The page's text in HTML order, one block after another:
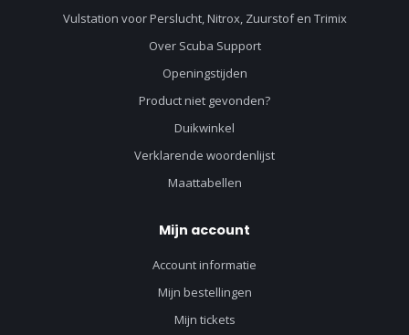
Vulstation voor Perslucht, Nitrox, Zuurstof en Trimix
Over Scuba Support
Openingstijden
Product niet gevonden?
Duikwinkel
Verklarende woordenlijst
Maattabellen
Mijn account
Account informatie
Mijn bestellingen
Mijn tickets